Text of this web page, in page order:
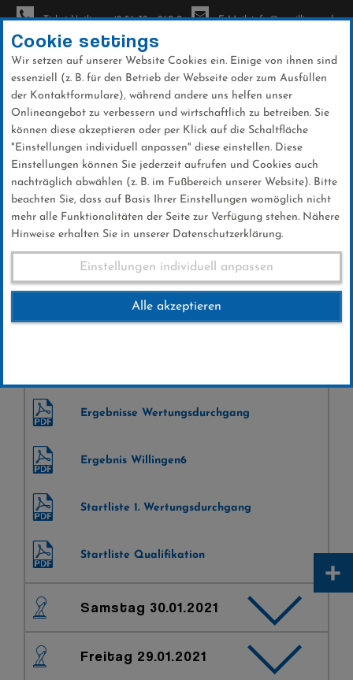
Direkt
zum
Inhalt
Ticket-Hotline: +49 56 32 - 960-0 E-Mail: info@sc-willingen.de
Ergebnisse Weltcup 2021
Ergebnisse
Hier finden Sie die aktuellen Ergebnisse
Ergebnisse Wertungsdurchgang
Ergebnis Willingen6
Startliste 1. Wertungsdurchgang
Startliste Qualifikation
Samstag 30.01.2021
Freitag 29.01.2021
Cookie settings
Wir setzen auf unserer Website Cookies ein. Einige von ihnen sind
essenziell (z. B. für den Betrieb der Webseite oder zum Ausfüllen
der Kontaktformulare), während andere uns helfen unser
Onlineangebot zu verbessern und wirtschaftlich zu betreiben. Sie
können diese akzeptieren oder per Klick auf die Schaltfläche
"Einstellungen individuell anpassen" diese einstellen. Diese
Einstellungen können Sie jederzeit aufrufen und Cookies auch
nachträglich abwählen (z. B. im Fußbereich unserer Website). Bitte
beachten Sie, dass auf Basis Ihrer Einstellungen womöglich nicht
mehr alle Funktionalitäten der Seite zur Verfügung stehen. Nähere
Hinweise erhalten Sie in unserer Datenschutzerklärung.
Einstellungen individuell anpassen
Alle akzeptieren
+